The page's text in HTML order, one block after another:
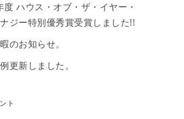
ハウス・オブ・ザ・イヤー・
ジー特別優秀賞受賞しました!!
のお知らせ。
更新しました。
ト